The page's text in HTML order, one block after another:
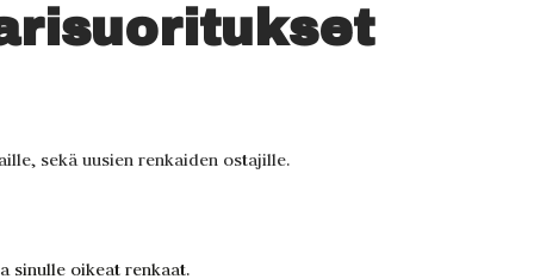
sekä uusien renkaiden ostajille.
sinulle oikeat renkaat.